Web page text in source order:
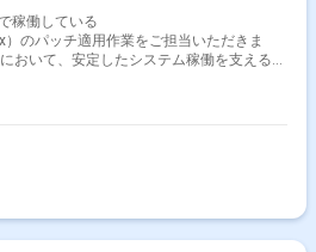
稼働している
）のパッチ適用作業をご担当いただきま
おいて、安定したシステム稼働を支える重